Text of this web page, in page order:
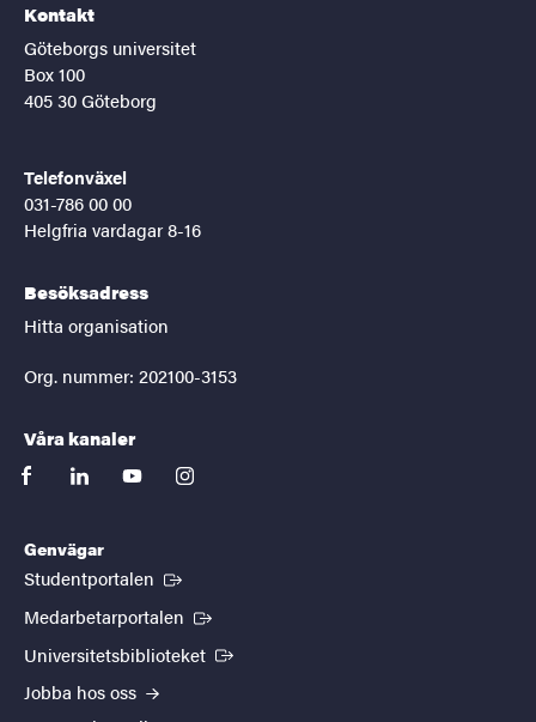
Kontakt
Göteborgs universitet
Box 100
405 30 Göteborg
Telefonväxel
031-786 00 00
Helgfria vardagar 8-16
Besöksadress
Hitta organisation
Org. nummer: 202100-3153
Våra kanaler
facebooklinkedinyoutubeinstagram
Genvägar
Studentportalen (Extern länk)
Medarbetarportalen (Extern länk)
Universitetsbiblioteket (Extern länk)
Jobba hos oss